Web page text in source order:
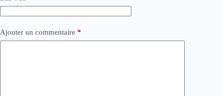
Ajouter un commentaire *